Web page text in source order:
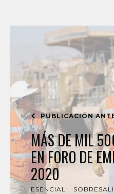
PUBLICACIÓN
MÁS DE MIL
EN FORO DE
2020
ESENCIAL